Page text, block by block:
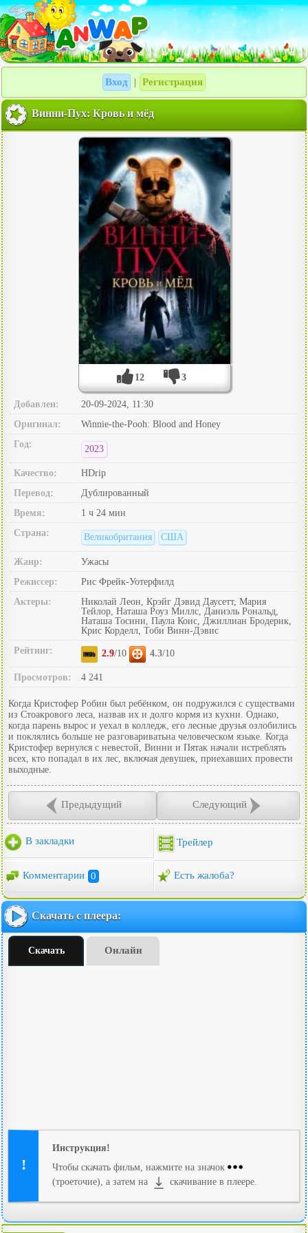
Вход Регистрация
Винни-Пух: Кровь и мёд
12 3
Добавлен:
20-09-2024, 11:30
Оригинал:
Winnie-the-Pooh: Blood and Honey
Год:
2023
Качество:
HDrip
Перевод:
Дублированный
Время:
1 ч 24 мин
Страна:
Великобритания США
Жанр:
Ужасы
Режиссер:
Рис Фрейк-Уотерфилд
Актеры:
Николай Леон, Крэйг Дэвид Даусетт, Мария
Тейлор, Наташа Роуз Миллс, Даниэль Рональд,
Наташа Тосини, Паула Коис, Джиллиан Бродерик,
Крис Корделл, Тоби Винн-Дэвис
Рейтинг:
2.9/10 4.3/10
Просмотров: 4 241
Когда Кристофер Робин был ребёнком, он подружился с существами
из Стоакрового леса, назвав их и долго кормя из кухни. Однако,
когда парень вырос и уехал в колледж, его лесные друзья озлобились
и поклялись больше не разговариватьна человеческом языке. Когда
Кристофер вернулся с невестой, Винни и Пятак начали истреблять
всех, кто попадал в их лес, включая девушек, приехавших провести
выходные.
Предыдущий Следующий
В закладки Трейлер
Комментарии 0 Есть жалоба?
Скачать с плеера:
Скачать Онлайн
Инструкция!
Чтобы скачать фильм, нажмите на значок
(троеточие), а затем на
скачивание в плеере.